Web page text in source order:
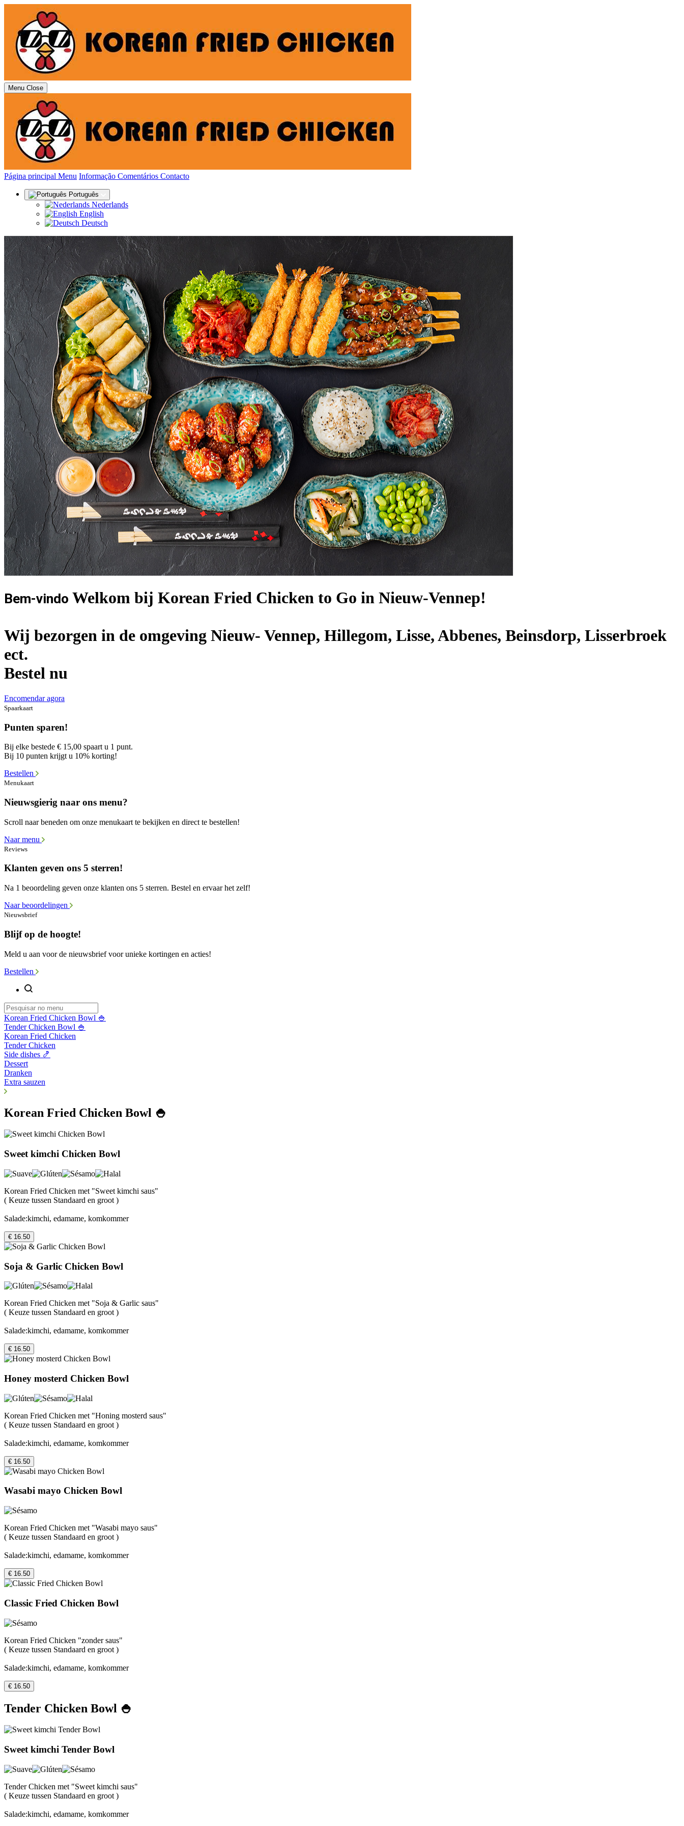
Menu Close
Página principal (actual)
Menu Informação Comentários Contacto
Português
Nederlands
English
Deutsch
Bem-vindo Welkom bij Korean Fried Chicken to Go in Nieuw-Vennep!
Wij bezorgen in de omgeving Nieuw- Vennep, Hillegom, Lisse, Abbenes, Beinsdorp, Lisserbroek
ect.
Bestel nu
Encomendar agora
Spaarkaart
Punten sparen!
Bij elke bestede € 15,00 spaart u 1 punt.
Bij 10 punten krijgt u 10% korting!
Bestellen
Menukaart
Nieuwsgierig naar ons menu?
Scroll naar beneden om onze menukaart te bekijken en direct te bestellen!
Naar menu
Reviews
Klanten geven ons 5 sterren!
Na 1 beoordeling geven onze klanten ons 5 sterren. Bestel en ervaar het zelf!
Naar beoordelingen
Nieuwsbrief
Blijf op de hoogte!
Meld u aan voor de nieuwsbrief voor unieke kortingen en acties!
Bestellen
Korean Fried Chicken Bowl 🍚
Tender Chicken Bowl 🍚
Korean Fried Chicken
Tender Chicken
Side dishes 🍤
Dessert
Dranken
Extra sauzen
Korean Fried Chicken Bowl 🍚
Sweet kimchi Chicken Bowl
Korean Fried Chicken met "Sweet kimchi saus"
( Keuze tussen Standaard en groot )
Salade:kimchi, edamame, komkommer
€ 16.50
Soja & Garlic Chicken Bowl
Korean Fried Chicken met "Soja & Garlic saus"
( Keuze tussen Standaard en groot )
Salade:kimchi, edamame, komkommer
€ 16.50
Honey mosterd Chicken Bowl
Korean Fried Chicken met "Honing mosterd saus"
( Keuze tussen Standaard en groot )
Salade:kimchi, edamame, komkommer
€ 16.50
Wasabi mayo Chicken Bowl
Korean Fried Chicken met "Wasabi mayo saus"
( Keuze tussen Standaard en groot )
Salade:kimchi, edamame, komkommer
€ 16.50
Classic Fried Chicken Bowl
Korean Fried Chicken "zonder saus"
( Keuze tussen Standaard en groot )
Salade:kimchi, edamame, komkommer
€ 16.50
Tender Chicken Bowl 🍚
Sweet kimchi Tender Bowl
Tender Chicken met "Sweet kimchi saus"
( Keuze tussen Standaard en groot )
Salade:kimchi, edamame, komkommer